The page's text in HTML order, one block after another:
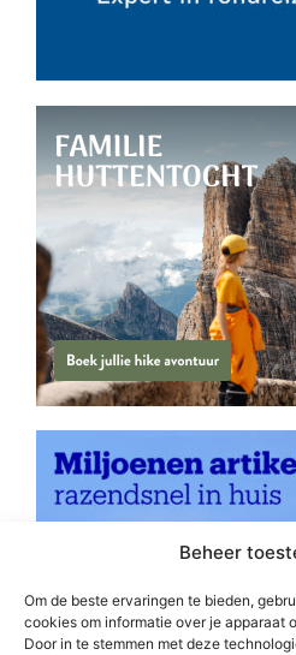
Beheer
Om de beste ervaringen te bieden,
cookies om informatie over je apparaat
Door in te stemmen met deze